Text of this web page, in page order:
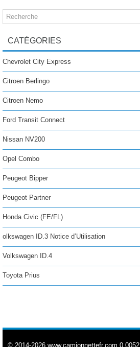
CATÉGORIES
Chevrolet City Express
Citroen Berlingo
Citroen Nemo
Ford Transit Connect
Nissan NV200
Opel Combo
Peugeot Bipper
Peugeot Partner
Honda Civic (FE/FL)
olkswagen ID.3 Notice d’Utilisation
Volkswagen ID.4
Toyota Prius
© 2014-2026 www.camionnettefr.com 0.0052